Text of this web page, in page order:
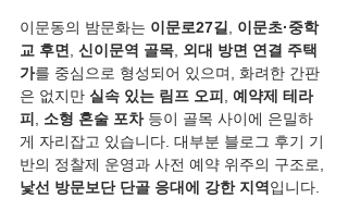
이문동의 밤문화는 이문로27길, 이문초·중학
교 후면, 신이문역 골목, 외대 방면 연결 주택
가를 중심으로 형성되어 있으며, 화려한 간판
은 없지만 실속 있는 림프 오피 , 예약제 테라
피 , 소형 혼술 포차 등이 골목 사이에 은밀하
게 자리잡고 있습니다. 대부분 블로그 후기 기
반의 정찰제 운영과 사전 예약 위주의 구조로,
낯선 방문보단 단골 응대에 강한 지역 입니다.